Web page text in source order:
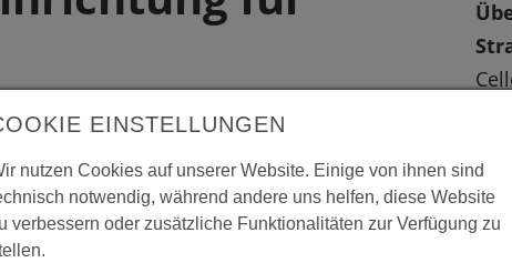
mit einer hölzernen Struktur aus
dienen den ca. 180 wohnsitzlosen
EINSTELLUNGEN
nutzen Cookies auf unserer Website. Einige von ihnen sind
notwendig, während andere uns helfen, diese Website
verbessern oder zusätzliche Funktionalitäten zur Verfügung zu